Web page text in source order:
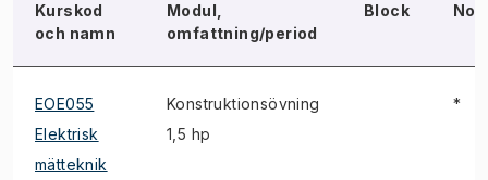
Kurskod
och namn
Modul,
omfattning/period
Block Not
EOE055
Elektrisk
mätteknik
Konstruktionsövning
1,5 hp
*